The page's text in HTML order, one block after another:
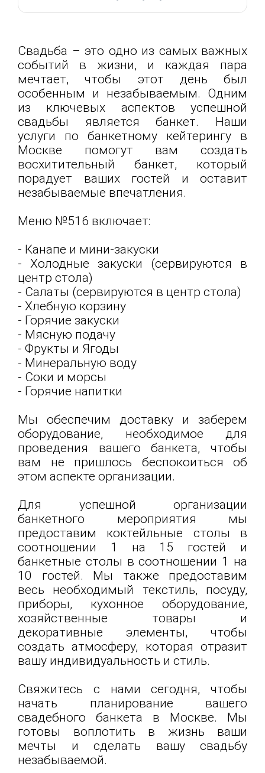
Свадьба – это одно из самых важных
событий в жизни, и каждая пара
мечтает, чтобы этот день был
особенным и незабываемым. Одним
из ключевых аспектов успешной
свадьбы является банкет. Наши
услуги по банкетному кейтерингу в
Москве помогут вам создать
восхитительный банкет, который
порадует ваших гостей и оставит
незабываемые впечатления.
Меню №516 включает:
- Канапе и мини-закуски
- Холодные закуски (сервируются в
центр стола)
- Салаты (сервируются в центр стола)
- Хлебную корзину
- Горячие закуски
- Мясную подачу
- Фрукты и Ягоды
- Минеральную воду
- Соки и морсы
- Горячие напитки
Мы обеспечим доставку и заберем
оборудование, необходимое для
проведения вашего банкета, чтобы
вам не пришлось беспокоиться об
этом аспекте организации.
Для успешной организации
банкетного мероприятия мы
предоставим коктейльные столы в
соотношении 1 на 15 гостей и
банкетные столы в соотношении 1 на
10 гостей. Мы также предоставим
весь необходимый текстиль, посуду,
приборы, кухонное оборудование,
хозяйственные товары и
декоративные элементы, чтобы
создать атмосферу, которая отразит
вашу индивидуальность и стиль.
Свяжитесь с нами сегодня, чтобы
начать планирование вашего
свадебного банкета в Москве. Мы
готовы воплотить в жизнь ваши
мечты и сделать вашу свадьбу
незабываемой.